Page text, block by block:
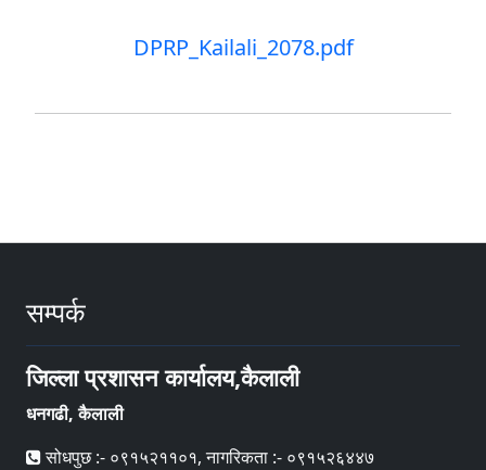
DPRP_Kailali_2078.pdf
सम्पर्क
जिल्ला प्रशासन कार्यालय,कैलाली
धनगढी, कैलाली
सोधपुछ :- ०९१५२११०१, नागरिकता :- ०९१५२६४४७